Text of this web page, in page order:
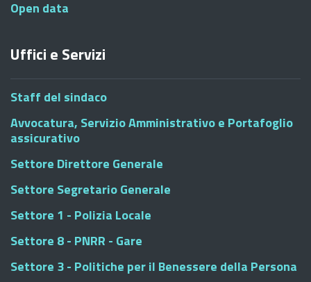
Open data
Uffici e Servizi
Staff del sindaco
Avvocatura, Servizio Amministrativo e Portafoglio
assicurativo
Settore Direttore Generale
Settore Segretario Generale
Settore 1 - Polizia Locale
Settore 8 - PNRR - Gare
Settore 3 - Politiche per il Benessere della Persona